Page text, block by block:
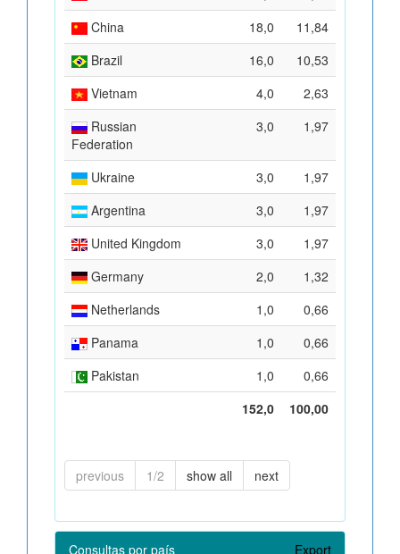
China
18,0
11,84
Brazil
16,0
10,53
Vietnam
4,0
2,63
Russian
Federation
3,0 1,97
Ukraine 3,0
1,97
Argentina
3,0
1,97
United Kingdom
3,0
1,97
Germany
2,0
1,32
Netherlands
1,0
0,66
Panama
1,0
0,66
Pakistan
1,0
0,66
152,0
100,00
previous 1/2 show all next
Consultas por país Export